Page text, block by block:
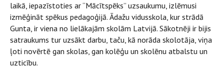
laikā, iepazīstoties ar “Mācītspēks” uzsaukumu, izlēmusi
izmēģināt spēkus pedagoģijā. Ādažu vidusskola, kur strādā
Gunta, ir viena no lielākajām skolām Latvijā. Sākotnēji ir bijis
satraukums tur uzsākt darbu, taču, kā norāda skolotāja, viņa
ļoti novērtē gan skolas, gan kolēģu un skolēnu atbalstu un
uzticību.